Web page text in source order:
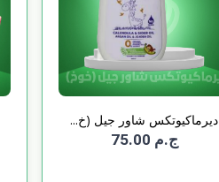
ديرماكيوتكس شاور جيل (خ...
ج.م 75.00